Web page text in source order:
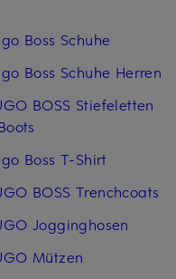
Boss Schuhe
Boss Schuhe Herren
BOSS Stiefeletten
Boss T-Shirt
BOSS Trenchcoats
Jogginghosen
Mützen